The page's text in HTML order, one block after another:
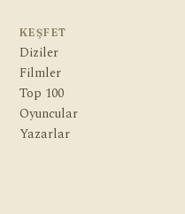
KEŞFET
Diziler
Filmler
Top 100
Oyuncular
Yazarlar